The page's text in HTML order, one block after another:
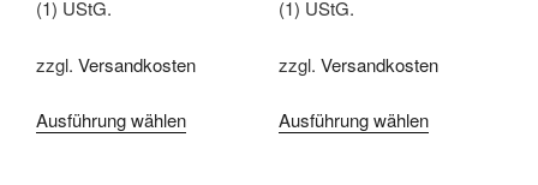
(1) UStG.
zzgl. Versandkosten
Ausführung wählen
(1) UStG.
zzgl. Versandkosten
Ausführung wählen